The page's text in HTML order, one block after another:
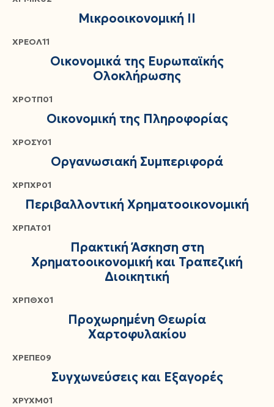
Μικροοικονομική ΙΙ
ΧΡΕΟΛ11
Οικονομικά της Ευρωπαϊκής
Ολοκλήρωσης
ΧΡΟΤΠ01
Οικονομική της Πληροφορίας
ΧΡΟΣΥ01
Οργανωσιακή Συμπεριφορά
ΧΡΠΧΡ01
Περιβαλλοντική Χρηματοοικονομική
ΧΡΠΑΤ01
Πρακτική Άσκηση στη
Χρηματοοικονομική και Τραπεζική
Διοικητική
ΧΡΠΘΧ01
Προχωρημένη Θεωρία
Χαρτοφυλακίου
ΧΡΕΠΕ09
Συγχωνεύσεις και Εξαγορές
ΧΡΥΧΜ01